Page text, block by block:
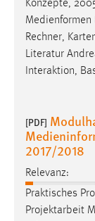
Konzepte,
Medienformen
Rechner,
Literatur
Interaktion,
[PDF]
2017/2018
Relevanz:
Praktisches
Projektarbeit